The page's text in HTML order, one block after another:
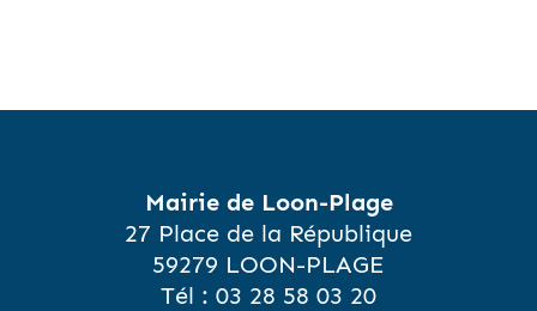
Mairie de Loon-Plage
27 Place de la République
59279 LOON-PLAGE
Tél : 03 28 58 03 20